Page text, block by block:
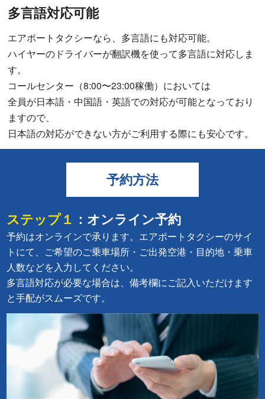
多言語対応可能
エアポートタクシーなら、多言語にも対応可能。
ハイヤーのドライバーが翻訳機を使って多言語に対応しま
す。
コールセンター（8:00〜23:00稼働）においては
全員が日本語・中国語・英語での対応が可能となっており
ますので、
日本語の対応ができない方がご利用する際にも安心です。
予約方法
ステップ１ ：オンライン予約
予約はオンラインで承ります。エアポートタクシーのサイ
トにて、ご希望のご乗車場所・ご出発空港・目的地・乗車
人数などを入力してください。
多言語対応が必要な場合は、備考欄にご記入いただけます
と手配がスムーズです。